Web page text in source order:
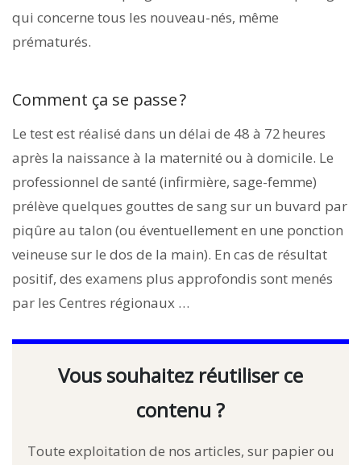
qui concerne tous les nouveau-nés, même
prématurés.
Comment ça se passe ?
Le test est réalisé dans un délai de 48 à 72 heures
après la naissance à la maternité ou à domicile. Le
professionnel de santé (infirmière, sage-femme)
prélève quelques gouttes de sang sur un buvard par
piqûre au talon (ou éventuellement en une ponction
veineuse sur le dos de la main). En cas de résultat
positif, des examens plus approfondis sont menés
par les Centres régionaux …
Vous souhaitez réutiliser ce
contenu ?
Toute exploitation de nos articles, sur papier ou